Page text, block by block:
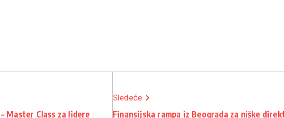
Master Class za lidere
Sledeće
Finansijska rampa iz Beograda za niške